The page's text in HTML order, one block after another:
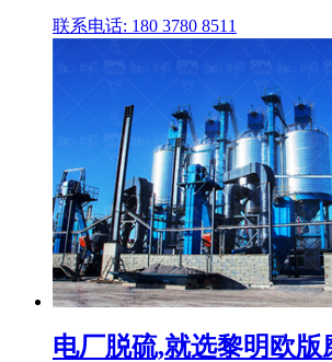
联系电话: 180 3780 8511
电厂脱硫,就选黎明欧版